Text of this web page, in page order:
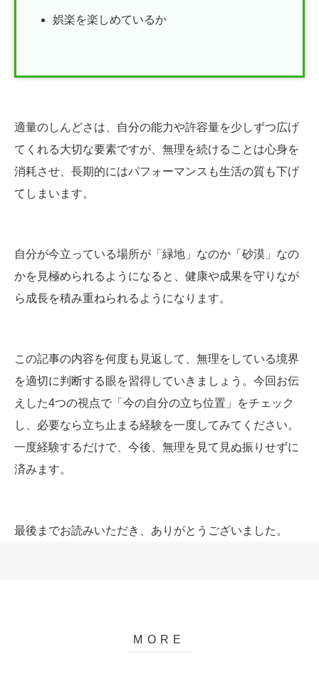
娯楽を楽しめているか
適量のしんどさは、自分の能力や許容量を少しずつ広げ
てくれる大切な要素ですが、無理を続けることは心身を
消耗させ、長期的にはパフォーマンスも生活の質も下げ
てしまいます。
自分が今立っている場所が「緑地」なのか「砂漠」なの
かを見極められるようになると、健康や成果を守りなが
ら成長を積み重ねられるようになります。
この記事の内容を何度も見返して、無理をしている境界
を適切に判断する眼を習得していきましょう。今回お伝
えした4つの視点で「今の自分の立ち位置」をチェック
し、必要なら立ち止まる経験を一度してみてください。
一度経験するだけで、今後、無理を見て見ぬ振りせずに
済みます。
最後までお読みいただき、ありがとうございました。